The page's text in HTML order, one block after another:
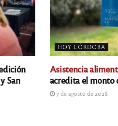
San
HOY CÓRDOBA
Asistencia
acredita el monto
7 de agosto de 2026